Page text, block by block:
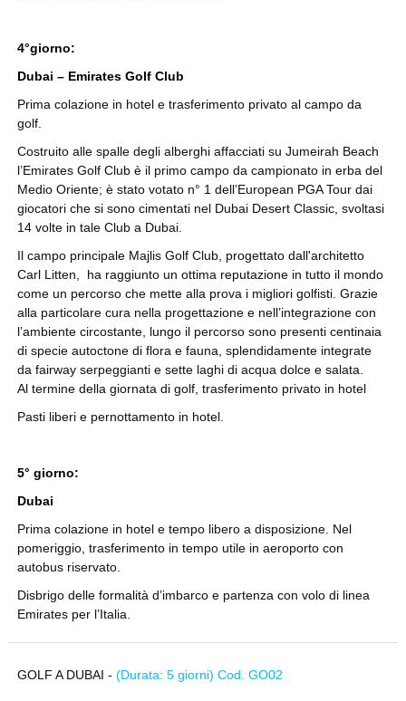
4°giorno:
Dubai – Emirates Golf Club
Prima colazione in hotel e trasferimento privato al campo da
golf.
Costruito alle spalle degli alberghi affacciati su Jumeirah Beach
l’Emirates Golf Club è il primo campo da campionato in erba del
Medio Oriente; è stato votato n° 1 dell’European PGA Tour dai
giocatori che si sono cimentati nel Dubai Desert Classic, svoltasi
14 volte in tale Club a Dubai.
Il campo principale Majlis Golf Club, progettato dall'architetto
Carl Litten, ha raggiunto un ottima reputazione in tutto il mondo
come un percorso che mette alla prova i migliori golfisti. Grazie
alla particolare cura nella progettazione e nell’integrazione con
l’ambiente circostante, lungo il percorso sono presenti centinaia
di specie autoctone di flora e fauna, splendidamente integrate
da fairway serpeggianti e sette laghi di acqua dolce e salata.
Al termine della giornata di golf, trasferimento privato in hotel
Pasti liberi e pernottamento in hotel.
5° giorno:
Dubai
Prima colazione in hotel e tempo libero a disposizione. Nel
pomeriggio, trasferimento in tempo utile in aeroporto con
autobus riservato.
Disbrigo delle formalità d’imbarco e partenza con volo di linea
Emirates per l’Italia.
GOLF A DUBAI - (Durata: 5 giorni) Cod. GO02